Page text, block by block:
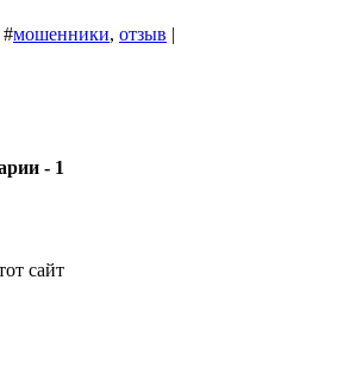
#мошенники, отзыв |
- 1
сайт